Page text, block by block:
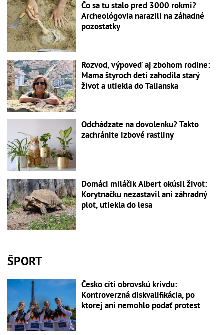
Čo sa tu stalo pred 3000 rokmi?
Archeológovia narazili na záhadné
pozostatky
Rozvod, výpoveď aj zbohom rodine:
Mama štyroch detí zahodila starý
život a utiekla do Talianska
Odchádzate na dovolenku? Takto
zachránite izbové rastliny
Domáci miláčik Albert okúsil život:
Korytnačku nezastavil ani záhradný
plot, utiekla do lesa
ŠPORT
Česko cíti obrovskú krivdu:
Kontroverzná diskvalifikácia, po
ktorej ani nemohlo podať protest